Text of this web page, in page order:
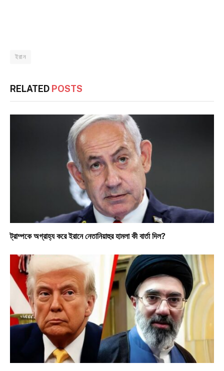
ইরান
RELATED POSTS
ট্রাম্পকে অগ্রাহ্য করে ইরানে নেতানিয়াহুর হামলা কী বার্তা দিল?